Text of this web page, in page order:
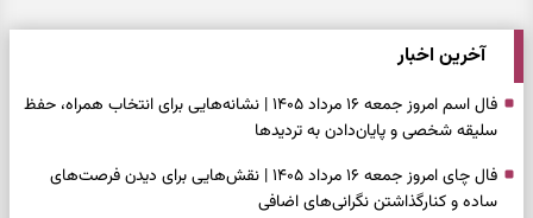
آخرین اخبار
فال اسم امروز جمعه ۱۶ مرداد ۱۴۰۵ | نشانه‌هایی برای انتخاب همراه، حفظ
سلیقه شخصی و پایان‌دادن به تردیدها
فال چای امروز جمعه ۱۶ مرداد ۱۴۰۵ | نقش‌هایی برای دیدن فرصت‌های
ساده و کنارگذاشتن نگرانی‌های اضافی